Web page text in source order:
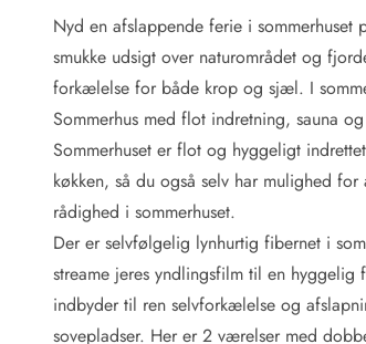
Rengøring
Gavekort
Book tidligt
Lejebetingelser
Vejret i Danmark
Sæsontider
Baderegler
Naturbeskyttelse
Webcam
Fotokonkurrence
Nyd en afslappende ferie i
smukke udsigt over naturområdet og
forkælelse for både krop og sjæl. I
Sommerhus med flot indretning, sauna
Sommerhuset er flot og hyggeligt
køkken, så du også selv har mulighed
rådighed i sommerhuset.
Der er selvfølgelig lynhurtig fibernet i
streame jeres yndlingsfilm til en
indbyder til ren selvforkælelse og
sovepladser. Her er 2 værelser med